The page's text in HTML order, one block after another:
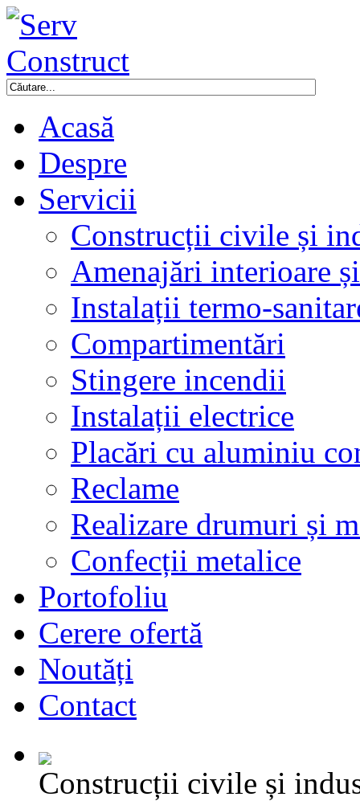
Acasă
Despre
Servicii
Construcții civile și
Amenajări interioare
Instalații termo-
Compartimentări
Stingere incendii
Instalații electrice
Placări cu aluminiu
Reclame
Realizare drumuri și
Confecții metalice
Portofoliu
Cerere ofertă
Noutăți
Contact
Construcții civile și